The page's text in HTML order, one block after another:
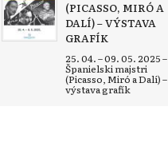
(PICASSO, MIRÓ A
DALÍ) – VÝSTAVA
GRAFÍK
25. 04. – 09. 05. 2025 –
Španielski majstri
(Picasso, Miró a Dalí) –
výstava grafík